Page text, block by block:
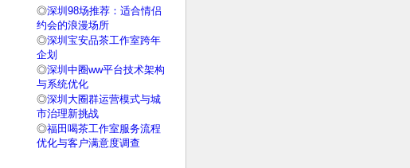
◎深圳98场推荐：适合情侣
约会的浪漫场所
◎深圳宝安品茶工作室跨年
企划
◎深圳中圈ww平台技术架构
与系统优化
◎深圳大圈群运营模式与城
市治理新挑战
◎福田喝茶工作室服务流程
优化与客户满意度调查